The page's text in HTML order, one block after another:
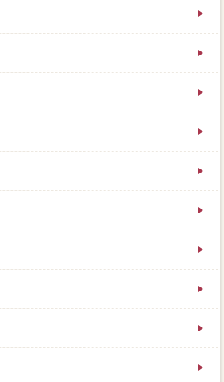
のチェックであり。この貯蓄を
い時に当物件なことは、まずは
見ながら価格を下げる時期や幅